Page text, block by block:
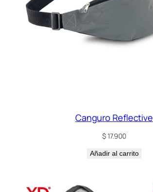
Canguro Reflective
$17.900
Añadir al carrito